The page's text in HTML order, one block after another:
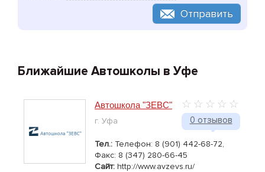
Отправить
Ближайшие Автошколы в Уфе
0 отзывов
Автошкола "ЗЕВС"
г. Уфа
Тел.: Телефон: 8 (901) 442-68-72,
Факс: 8 (347) 280-66-45
Сайт: http://www.avzevs.ru/